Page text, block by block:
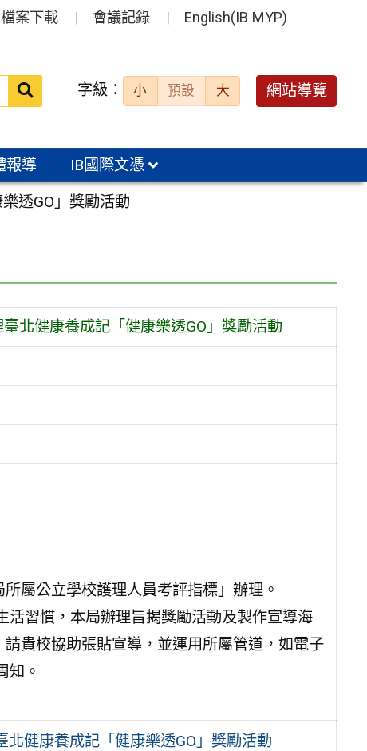
檔案下載 會議記錄 English(IB MYP)
送出 字級： 小 預設 大 網站導覽
報導 IB國際文憑
透GO」獎勵活動
北健康養成記「健康樂透GO」獎勵活動
屬公立學校護理人員考評指標」辦理。
習慣，本局辦理旨揭獎勵活動及製作宣導海
貴校協助張貼宣導，並運用所屬管道，如電子
知。
健康養成記「健康樂透GO」獎勵活動